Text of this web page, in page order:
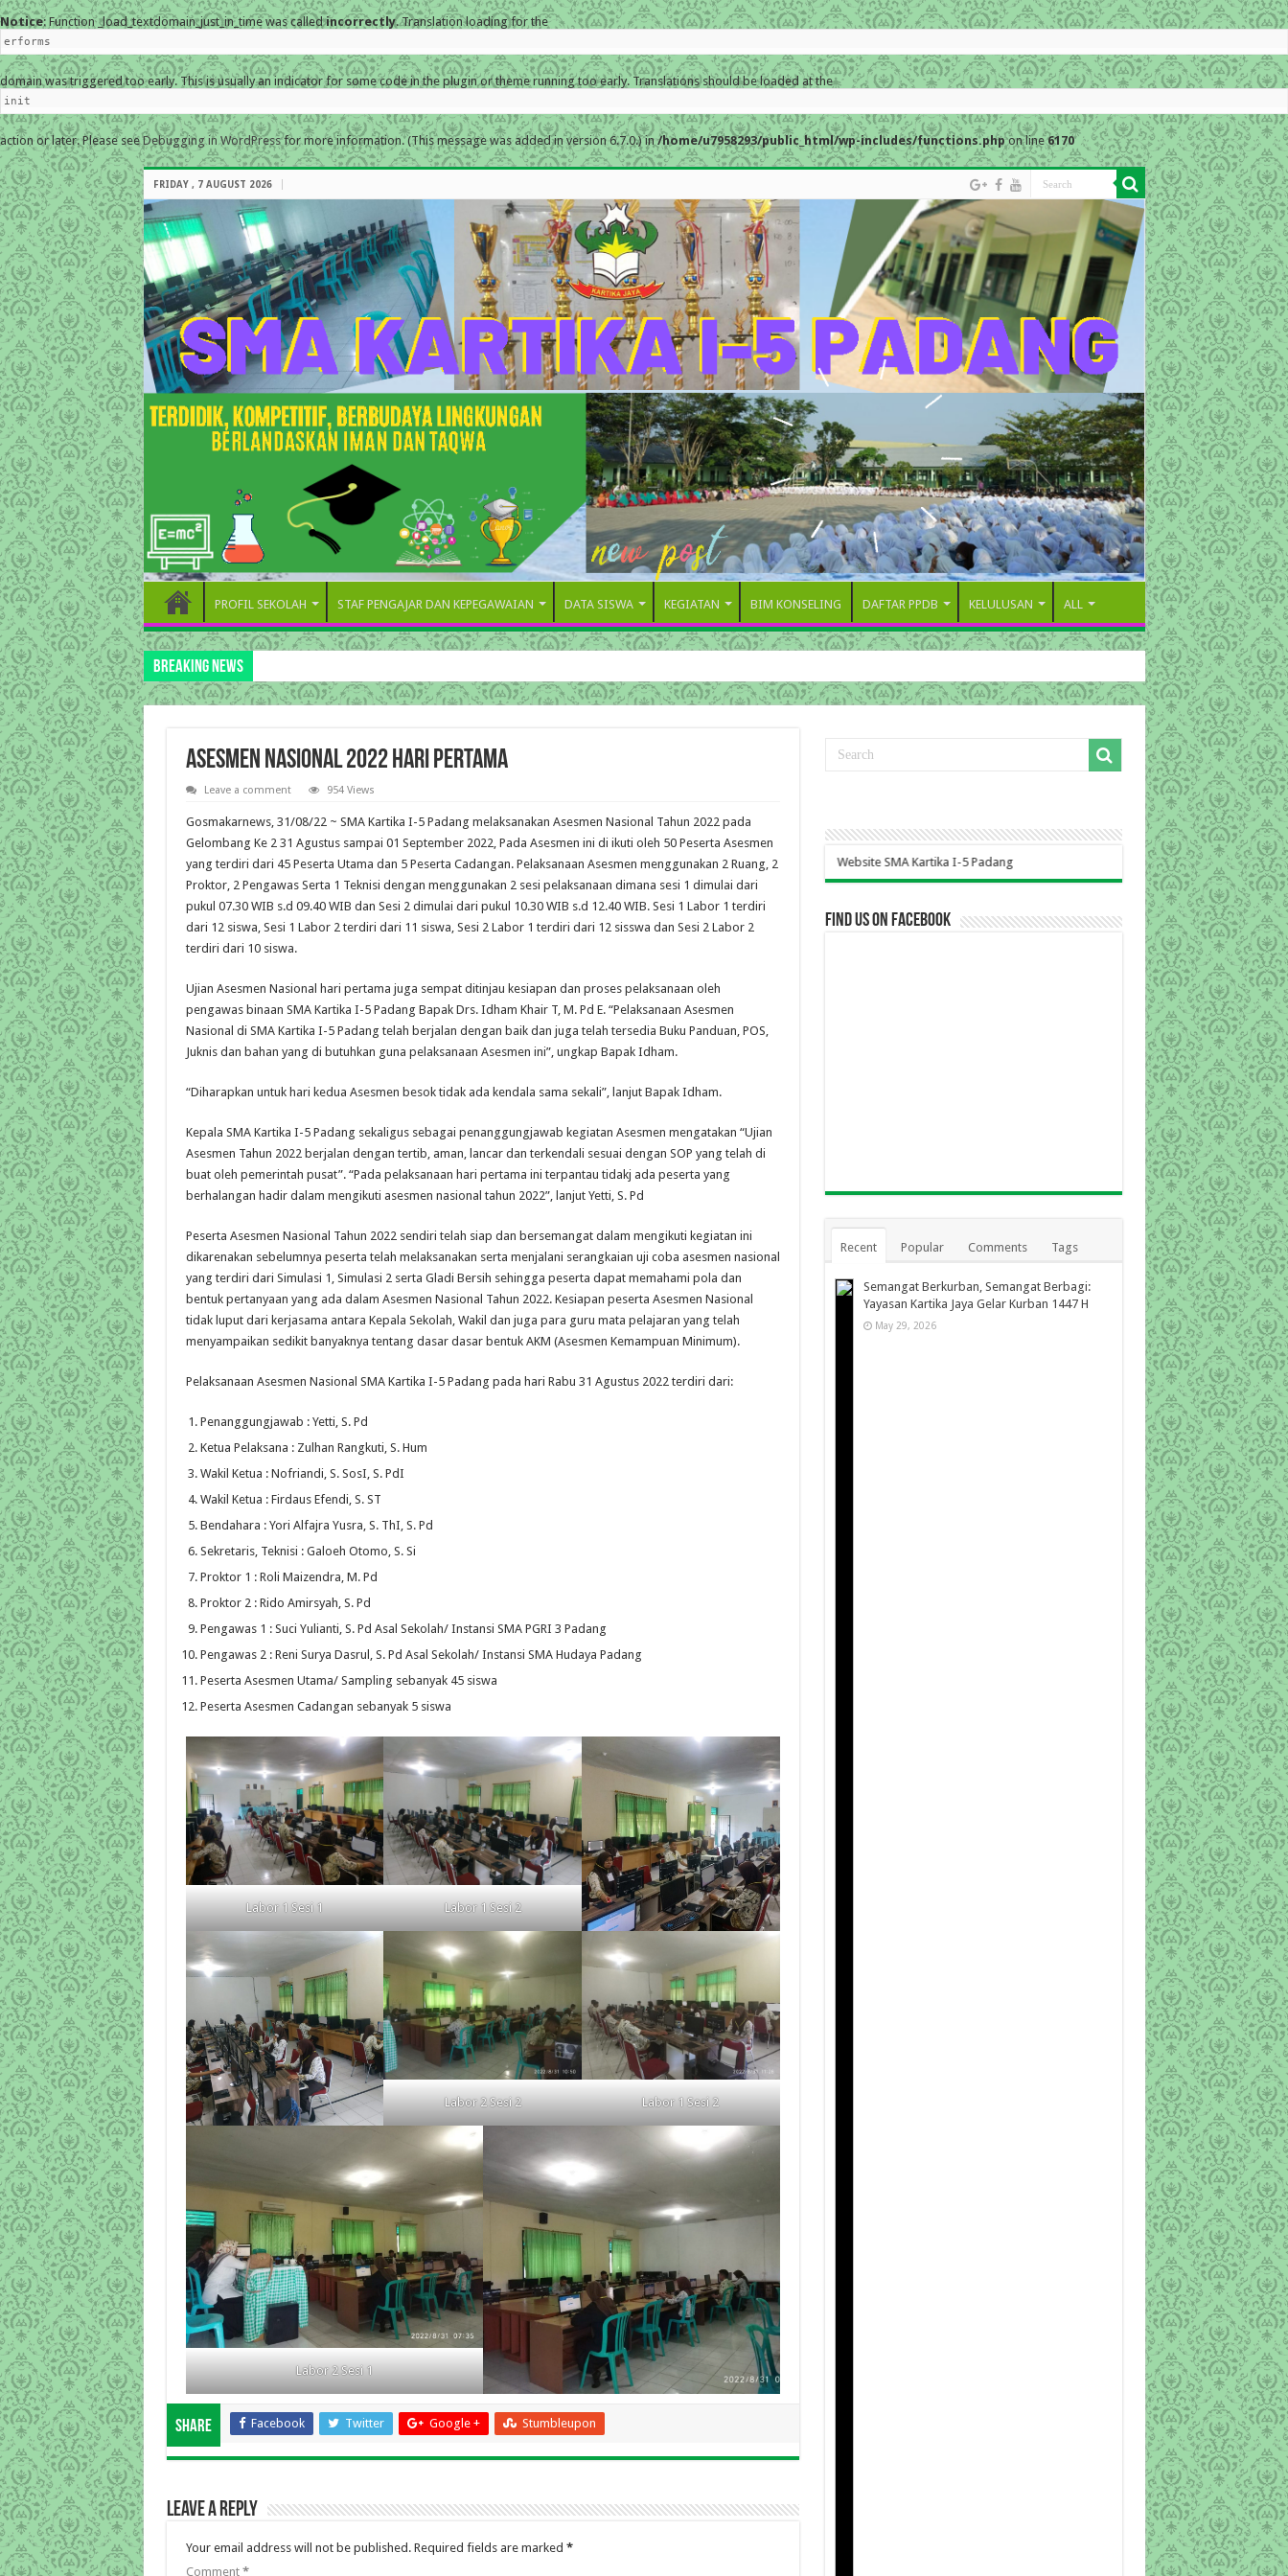
Notice: Function _load_textdomain_just_in_time was calledincorrectly. Translation loading for the
erforms
domain was triggered too early. This is usually an indicator for some code in the plugin or theme running too early. Translations should be loaded at the
init
action or later. Please seeDebugging in WordPressfor more information. (This message was added in version 6.7.0.) in/home/u7958293/public_html/wp-includes/functions.phpon line6170
FRIDAY , 7 AUGUST 2026
PROFIL SEKOLAH STAF PENGAJAR DAN KEPEGAWAIAN DATA SISWA KEGIATAN BIM KONSELING DAFTAR PPDB KELULUSAN ALL
Breaking News
Asesmen Nasional 2022 Hari Pertama
Leave a comment 954 Views
Gosmakarnews, 31/08/22 ~ SMA Kartika I-5 Padang melaksanakan Asesmen Nasional Tahun 2022 pada
Gelombang Ke 2 31 Agustus sampai 01 September 2022, Pada Asesmen ini di ikuti oleh 50 Peserta Asesmen
yang terdiri dari 45 Peserta Utama dan 5 Peserta Cadangan. Pelaksanaan Asesmen menggunakan 2 Ruang, 2
Proktor, 2 Pengawas Serta 1 Teknisi dengan menggunakan 2 sesi pelaksanaan dimana sesi 1 dimulai dari
pukul 07.30 WIB s.d 09.40 WIB dan Sesi 2 dimulai dari pukul 10.30 WIB s.d 12.40 WIB. Sesi 1 Labor 1 terdiri
dari 12 siswa, Sesi 1 Labor 2 terdiri dari 11 siswa, Sesi 2 Labor 1 terdiri dari 12 sisswa dan Sesi 2 Labor 2
terdiri dari 10 siswa.
Ujian Asesmen Nasional hari pertama juga sempat ditinjau kesiapan dan proses pelaksanaan oleh
pengawas binaan SMA Kartika I-5 Padang Bapak Drs. Idham Khair T, M. Pd E. “Pelaksanaan Asesmen
Nasional di SMA Kartika I-5 Padang telah berjalan dengan baik dan juga telah tersedia Buku Panduan, POS,
Juknis dan bahan yang di butuhkan guna pelaksanaan Asesmen ini”, ungkap Bapak Idham.
“Diharapkan untuk hari kedua Asesmen besok tidak ada kendala sama sekali”, lanjut Bapak Idham.
Kepala SMA Kartika I-5 Padang sekaligus sebagai penanggungjawab kegiatan Asesmen mengatakan “Ujian
Asesmen Tahun 2022 berjalan dengan tertib, aman, lancar dan terkendali sesuai dengan SOP yang telah di
buat oleh pemerintah pusat”. “Pada pelaksanaan hari pertama ini terpantau tidakj ada peserta yang
berhalangan hadir dalam mengikuti asesmen nasional tahun 2022”, lanjut Yetti, S. Pd
Peserta Asesmen Nasional Tahun 2022 sendiri telah siap dan bersemangat dalam mengikuti kegiatan ini
dikarenakan sebelumnya peserta telah melaksanakan serta menjalani serangkaian uji coba asesmen nasional
yang terdiri dari Simulasi 1, Simulasi 2 serta Gladi Bersih sehingga peserta dapat memahami pola dan
bentuk pertanyaan yang ada dalam Asesmen Nasional Tahun 2022. Kesiapan peserta Asesmen Nasional
tidak luput dari kerjasama antara Kepala Sekolah, Wakil dan juga para guru mata pelajaran yang telah
menyampaikan sedikit banyaknya tentang dasar dasar bentuk AKM (Asesmen Kemampuan Minimum).
Pelaksanaan Asesmen Nasional SMA Kartika I-5 Padang pada hari Rabu 31 Agustus 2022 terdiri dari:
Penanggungjawab : Yetti, S. Pd
Ketua Pelaksana : Zulhan Rangkuti, S. Hum
Wakil Ketua : Nofriandi, S. SosI, S. PdI
Wakil Ketua : Firdaus Efendi, S. ST
Bendahara : Yori Alfajra Yusra, S. ThI, S. Pd
Sekretaris, Teknisi : Galoeh Otomo, S. Si
Proktor 1 : Roli Maizendra, M. Pd
Proktor 2 : Rido Amirsyah, S. Pd
Pengawas 1 : Suci Yulianti, S. Pd Asal Sekolah/ Instansi SMA PGRI 3 Padang
Pengawas 2 : Reni Surya Dasrul, S. Pd Asal Sekolah/ Instansi SMA Hudaya Padang
Peserta Asesmen Utama/ Sampling sebanyak 45 siswa
Peserta Asesmen Cadangan sebanyak 5 siswa
Labor 1 Sesi 1 Labor 1 Sesi 2
Labor 2 Sesi 2 Labor 1 Sesi 2
Labor 2 Sesi 1
Share Facebook Twitter Google + Stumbleupon
Leave a Reply
Your email address will not be published. Required fields are marked *
Comment *
Selamat Datang Di Website SMA Kartika I-5 Padang
Find us on Facebook
Recent Popular Comments Tags
Semangat Berkurban, Semangat Berbagi:
Yayasan Kartika Jaya Gelar Kurban 1447 H
May 29, 2026